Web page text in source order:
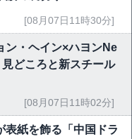
[08月07日11時30分]
ン・ヘイン×ハヨンNe
どころと新スチール
[08月07日11時02分]
表紙を飾る「中国ドラ